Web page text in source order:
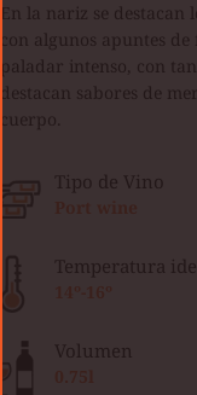
En la nariz se destacan
con algunos apuntes
paladar intenso, con
destacan sabores de
cuerpo.
Tipo de Vino
Temperatura
Volumen